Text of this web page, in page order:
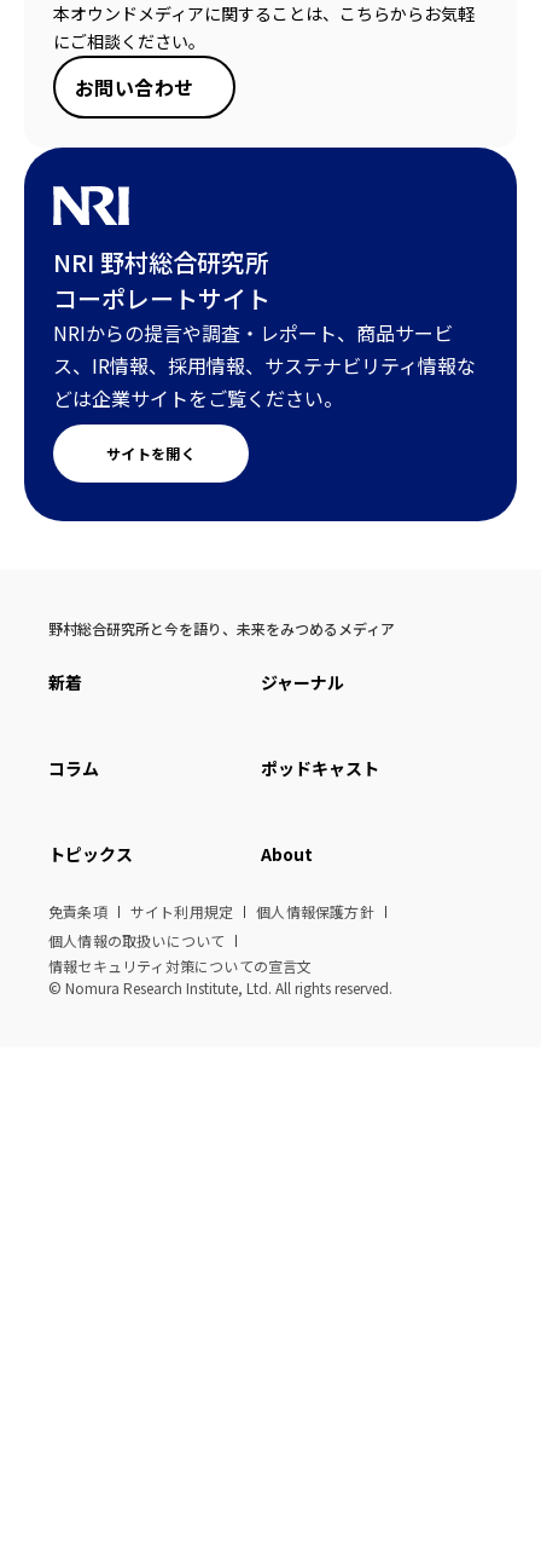
本オウンドメディアに関することは、こちらからお気軽
にご相談ください。
お問い合わせ
NRI 野村総合研究所
コーポレートサイト
NRIからの提言や調査・レポート、商品サービ
ス、IR情報、採用情報、サステナビリティ情報な
どは企業サイトをご覧ください。
サイトを開く
野村総合研究所と今を語り、未来をみつめるメディア
新着 ジャーナル
コラム ポッドキャスト
トピックス About
免責条項 サイト利用規定
個人情報保護方針
個人情報の取扱いについて
情報セキュリティ対策についての宣言文
© Nomura Research Institute, Ltd. All rights reserved.